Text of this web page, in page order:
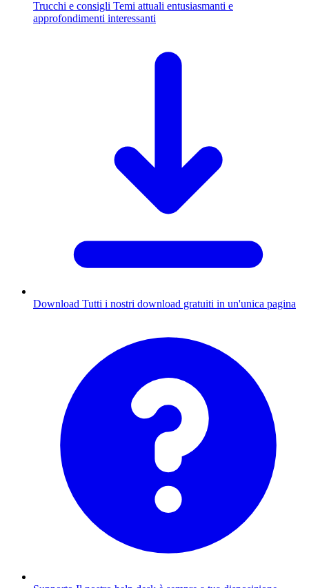
Trucchi e consigli Temi attuali entusiasmanti e
approfondimenti interessanti
Download Tutti i nostri download gratuiti in un'unica pagina